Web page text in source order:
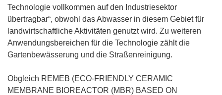
f
f
n
e
n
Technologie vollkommen auf den Industriesektor
übertragbar“, obwohl das Abwasser in diesem Gebiet für
landwirtschaftliche Aktivitäten genutzt wird. Zu weiteren
Anwendungsbereichen für die Technologie zählt die
Gartenbewässerung und die Straßenreinigung.
Obgleich REMEB (ECO-FRIENDLY CERAMIC
MEMBRANE BIOREACTOR (MBR) BASED ON